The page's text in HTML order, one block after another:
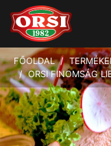
FŐOLDAL
ORSI FINOMSÁG